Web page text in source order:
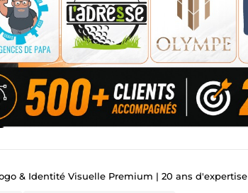
& Identité Visuelle Premium | 20 ans d'expertise